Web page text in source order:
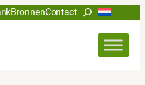
BronnenContactZoeken